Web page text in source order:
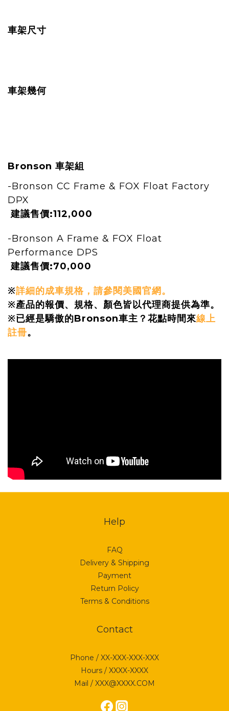
車架尺寸
車架幾何
Bronson 車架組
-Bronson CC Frame & FOX Float Factory
DPX
建議售價:112,000
-Bronson A Frame & FOX Float
Performance DPS
建議售價:70,000
※詳細的成車規格，請參閱美國官網。
※產品的報價、規格、顏色皆以代理商提供為準。
※已經是驕傲的Bronson車主？花點時間來線上
註冊。
Help
FAQ
Delivery & Shipping
Payment
Return Policy
Terms & Conditions
Contact
Phone / XX-XXX-XXX-XXX
Hours / XXXX-XXXX
Mail / XXX@XXXX.COM